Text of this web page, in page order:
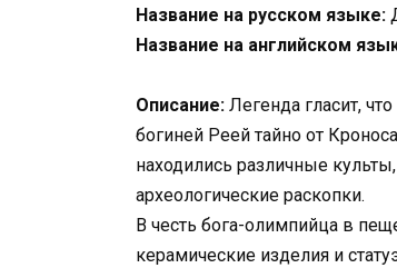
Название на русском языке:
Название на английском
Описание: Легенда гласит,
богиней Реей тайно от
находились различные
археологические раскопки.
В честь бога-олимпийца в
керамические изделия и